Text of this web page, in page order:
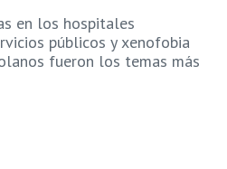
en los hospitales
públicos y xenofobia
fueron los temas más